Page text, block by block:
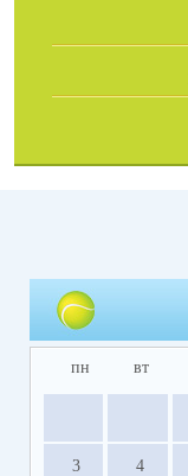
пн вт
3 4